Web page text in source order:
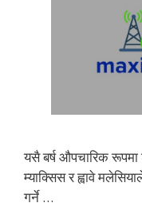
यसै बर्ष औपचारिक
म्याक्सिस र ह्वावे
गर्ने …